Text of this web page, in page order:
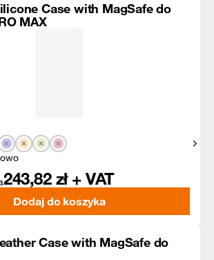
Case with MagSafe do
MAX
243,82 zł + VAT
Dodaj do koszyka
Case with MagSafe do